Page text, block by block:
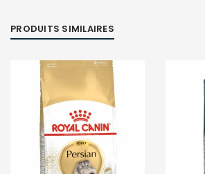
PRODUITS SIMILAIRES